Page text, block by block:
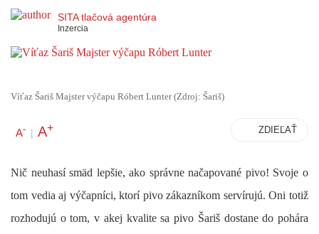
SITA tlačová agentúra
Inzercia
Víťaz Šariš Majster výčapu Róbert Lunter (Zdroj: Šariš)
A- | A+ ZDIEĽAŤ
Nič neuhasí smäd lepšie, ako správne načapované pivo! Svoje o
tom vedia aj výčapníci, ktorí pivo zákazníkom servírujú. Oni totiž
rozhodujú o tom, v akej kvalite sa pivo Šariš dostane do pohára